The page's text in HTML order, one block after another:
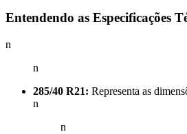
Entendendo as Especificações
n
n
285/40 R21: Representa as
n
n